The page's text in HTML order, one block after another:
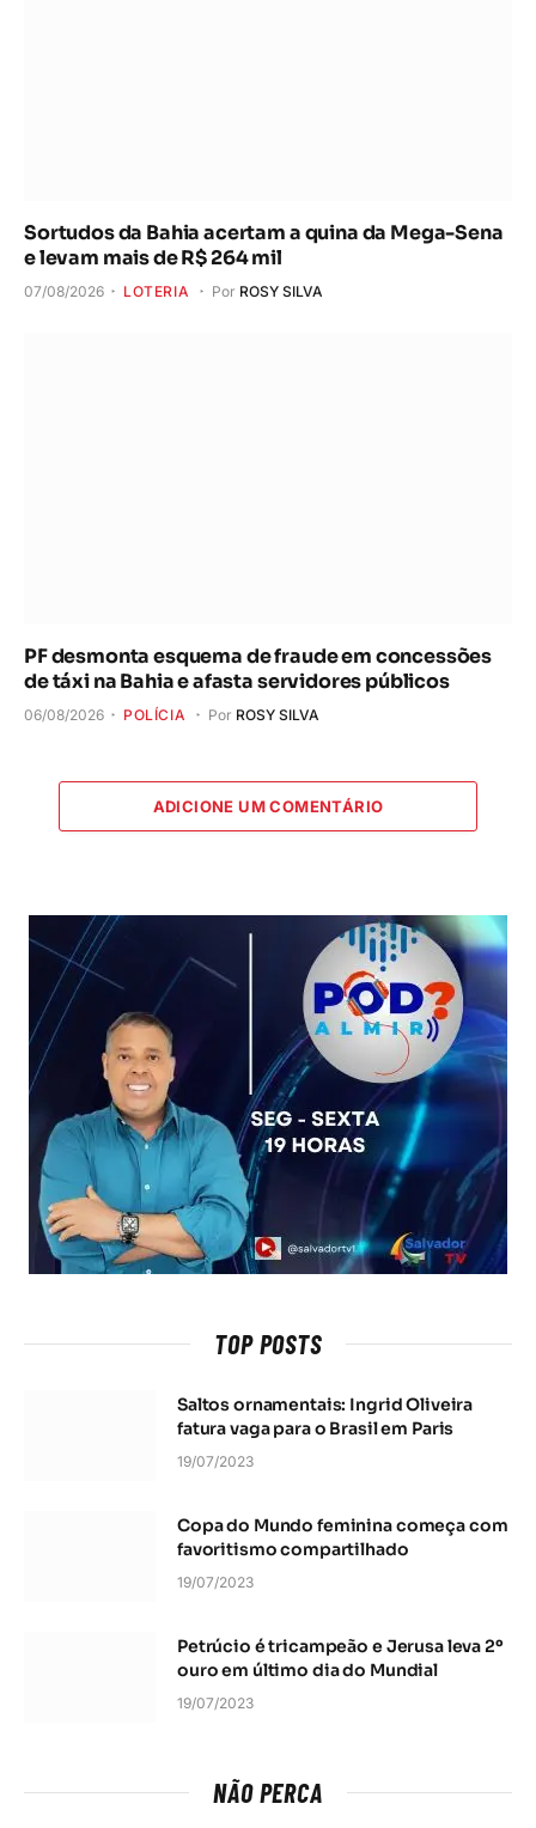
Sortudos da Bahia acertam a quina da Mega-Sena
e levam mais de R$ 264 mil
07/08/2026 LOTERIA Por ROSY SILVA
PF desmonta esquema de fraude em concessões
de táxi na Bahia e afasta servidores públicos
06/08/2026 POLÍCIA Por ROSY SILVA
ADICIONE UM COMENTÁRIO
TOP POSTS
Saltos ornamentais: Ingrid Oliveira
fatura vaga para o Brasil em Paris
19/07/2023
Copa do Mundo feminina começa com
favoritismo compartilhado
19/07/2023
Petrúcio é tricampeão e Jerusa leva 2º
ouro em último dia do Mundial
19/07/2023
NÃO PERCA